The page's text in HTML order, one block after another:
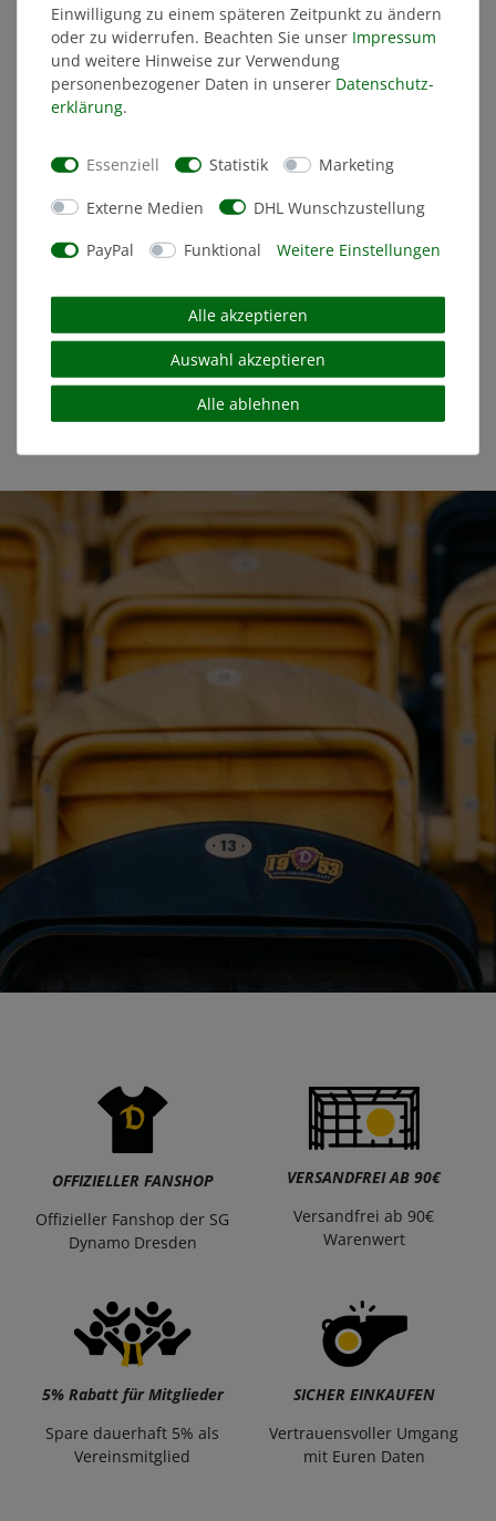
MITGLIEDERPREIS: 23,74 €
OFFIZIELLER FANSHOP
Offizieller Fanshop der SG
Dynamo Dresden
VERSANDFREI AB 90€
Versandfrei ab 90€
Warenwert
5% Rabatt für Mitglieder
Spare dauerhaft 5% als
Vereinsmitglied
SICHER EINKAUFEN
Vertrauensvoller Umgang
mit Euren Daten
Einwilligung zu einem späteren Zeitpunkt zu ändern
oder zu widerrufen. Beachten Sie unser Impressum
und weitere Hinweise zur Verwendung
personenbezogener Daten in unserer Daten­schutz­
erklärung.
Essenziell Statistik Marketing
Externe Medien DHL Wunschzustellung
PayPal Funktional Weitere Einstellungen
Alle akzeptieren
Auswahl akzeptieren
Alle ablehnen